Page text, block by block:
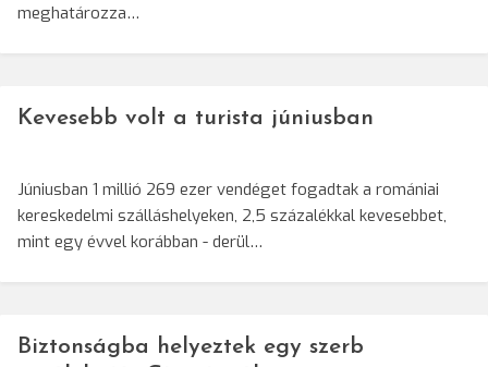
meghatározza…
Kevesebb volt a turista júniusban
Júniusban 1 millió 269 ezer vendéget fogadtak a romániai
kereskedelmi szálláshelyeken, 2,5 százalékkal kevesebbet,
mint egy évvel korábban - derül…
Biztonságba helyeztek egy szerb